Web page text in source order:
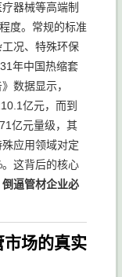
器械等高端制
度。常规的标准
况、特殊环保
年中国热缩套
数据显示，
亿元，而到
亿元量级，其
应用领域对定
这背后的核心
逼管材企业必
场的真实